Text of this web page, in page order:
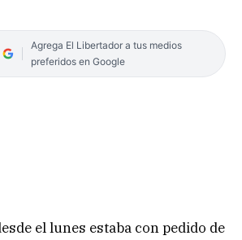
Agrega El Libertador a tus medios
preferidos en Google
el lunes estaba con pedido de